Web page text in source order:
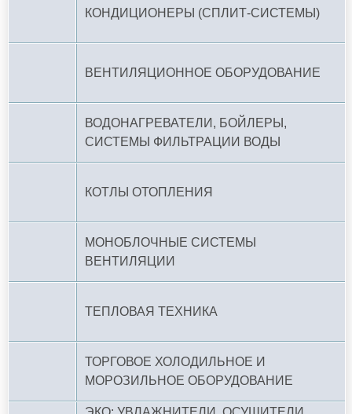
КОНДИЦИОНЕРЫ (СПЛИТ-СИСТЕМЫ)
ВЕНТИЛЯЦИОННОЕ ОБОРУДОВАНИЕ
ВОДОНАГРЕВАТЕЛИ, БОЙЛЕРЫ,
СИСТЕМЫ ФИЛЬТРАЦИИ ВОДЫ
КОТЛЫ ОТОПЛЕНИЯ
МОНОБЛОЧНЫЕ СИСТЕМЫ
ВЕНТИЛЯЦИИ
ТЕПЛОВАЯ ТЕХНИКА
ТОРГОВОЕ ХОЛОДИЛЬНОЕ И
МОРОЗИЛЬНОЕ ОБОРУДОВАНИЕ